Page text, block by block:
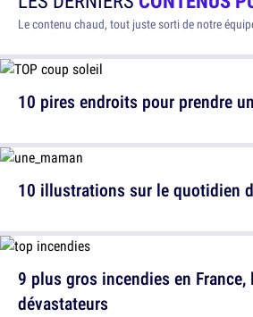
Le contenu chaud, tout juste sorti de notre
10 pires endroits pour prendre
9 plus gros incendies en France,
dévastateurs
10 illustrations sur le quotidien